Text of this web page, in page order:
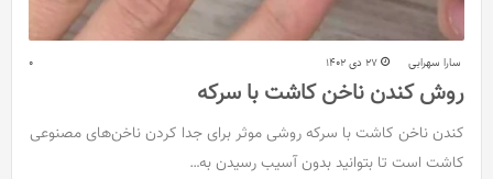
سارا سهرابی 27 دی 1402 0
روش کندن ناخن کاشت با سرکه
کندن ناخن کاشت با سرکه روشی موثر برای جدا کردن ناخن‌های مصنوعی
کاشت است تا بتوانید بدون آسیب رسیدن به…